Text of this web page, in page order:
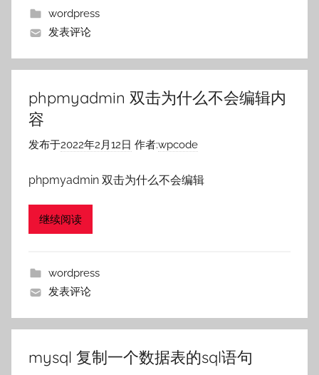
wordpress
发表评论
phpmyadmin 双击为什么不会编辑内
容
发布于2022年2月12日 作者:wpcode
phpmyadmin 双击为什么不会编辑
继续阅读
wordpress
发表评论
mysql 复制一个数据表的sql语句